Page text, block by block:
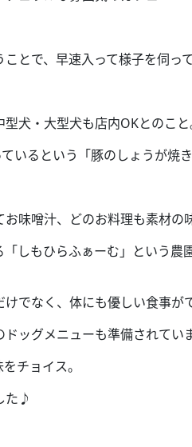
とで、早速入って様子を伺って
型犬・大型犬も店内OKとのこと
いるという「豚のしょうが焼き
味噌汁、どのお料理も素材の
しもひらふぁーむ」という
でなく、体にも優しい食事が
ッグメニューも準備されていま
チョイス。
た♪